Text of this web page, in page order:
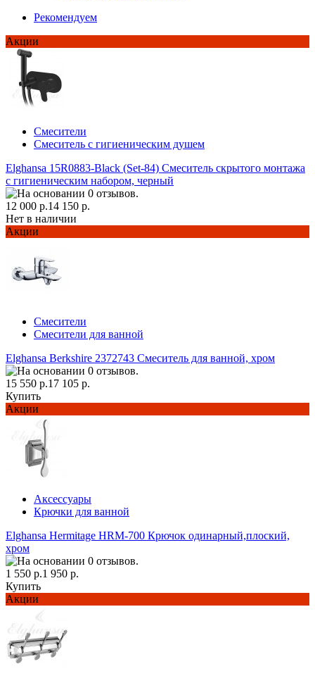
Рекомендуем
Акции
Смесители
Смеситель с гигиеническим душем
Elghansa 15R0883-Black (Set-84) Смеситель скрытого монтажа
с гигиеническим набором, черный
12 000 р.14 150 р.
Нет в наличии
Акции
Смесители
Смесители для ванной
Elghansa Berkshire 2372743 Смеситель для ванной, хром
15 550 р.17 105 р.
Купить
Акции
Аксессуары
Крючки для ванной
Elghansa Hermitage HRM-700 Крючок одинарный,плоский,
хром
1 550 р.1 950 р.
Купить
Акции